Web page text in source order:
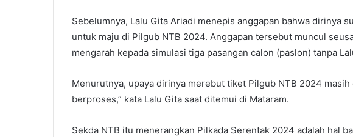
Sebelumnya, Lalu Gita Ariadi menepis anggapan bahwa dirinya
untuk maju di Pilgub NTB 2024. Anggapan tersebut muncul
mengarah kepada simulasi tiga pasangan calon (paslon) tanpa
Menurutnya, upaya dirinya merebut tiket Pilgub NTB 2024 masih
berproses,” kata Lalu Gita saat ditemui di Mataram.
Sekda NTB itu menerangkan Pilkada Serentak 2024 adalah hal